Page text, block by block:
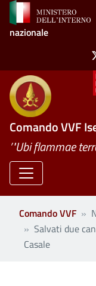
Salta al contenuto
nazionale
X
Comando VVF
’"Ubi flammae
Comando VVF
Salvati due
Casale